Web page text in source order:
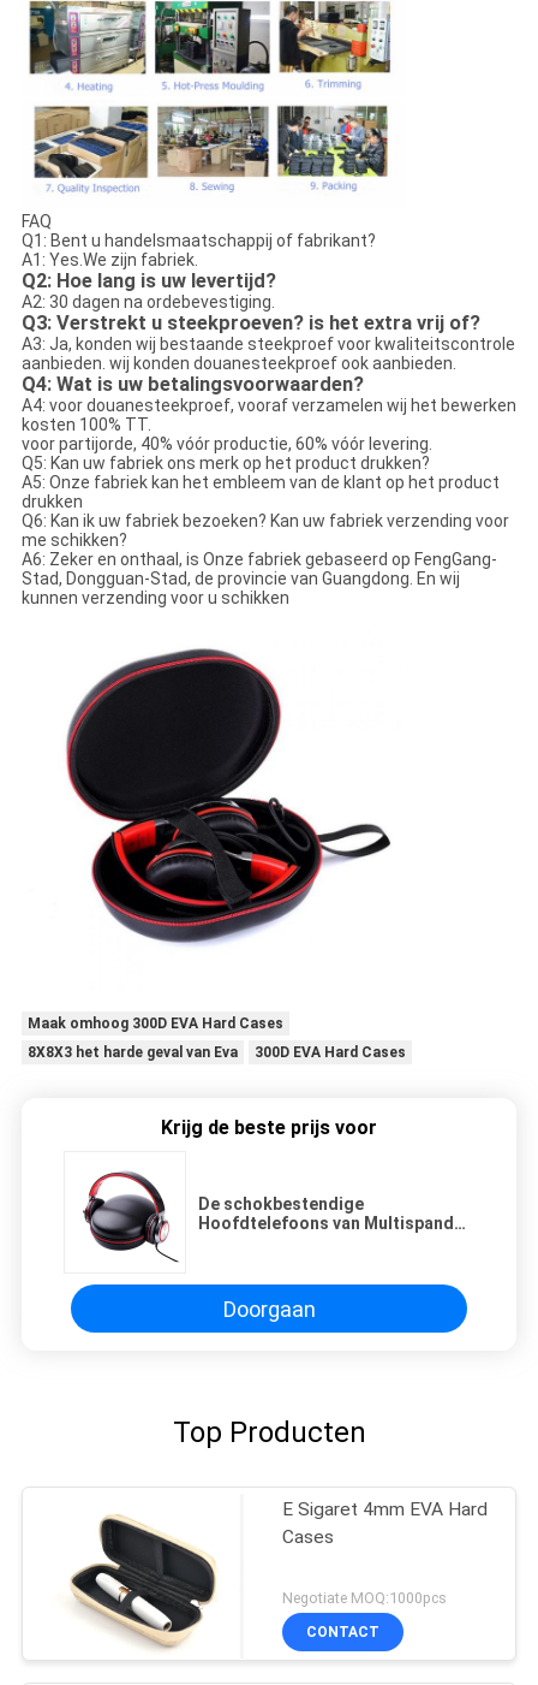
FAQ
Q1: Bent u handelsmaatschappij of fabrikant?
A1: Yes.We zijn fabriek.
Q2: Hoe lang is uw levertijd?
A2: 30 dagen na ordebevestiging.
Q3: Verstrekt u steekproeven? is het extra vrij of?
A3: Ja, konden wij bestaande steekproef voor kwaliteitscontrole
aanbieden. wij konden douanesteekproef ook aanbieden.
Q4: Wat is uw betalingsvoorwaarden?
A4: voor douanesteekproef, vooraf verzamelen wij het bewerken
kosten 100% TT.
voor partijorde, 40% vóór productie, 60% vóór levering.
Q5: Kan uw fabriek ons merk op het product drukken?
A5: Onze fabriek kan het embleem van de klant op het product
drukken
Q6: Kan ik uw fabriek bezoeken? Kan uw fabriek verzending voor
me schikken?
A6: Zeker en onthaal, is Onze fabriek gebaseerd op FengGang-
Stad, Dongguan-Stad, de provincie van Guangdong. En wij
kunnen verzending voor u schikken
Maak omhoog 300D EVA Hard Cases
8X8X3 het harde geval van Eva
300D EVA Hard Cases
Krijg de beste prijs voor
De schokbestendige
Hoofdtelefoons van Multispandex
Doorgaan
Top Producten
E Sigaret 4mm EVA Hard
Cases
Negotiate MOQ:1000pcs
CONTACT